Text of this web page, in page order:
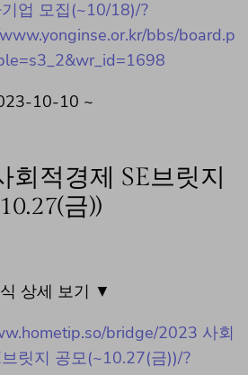
업 모집(~10/18)/?
bbs/board.p
10-10 ~
회적경제 SE브릿지
금))
상세 보기 ▼
bridge/2023 사회
릿지 공모(~10.27(금))/?